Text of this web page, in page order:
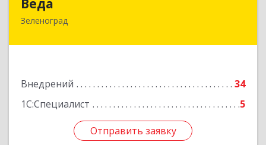
Зеленоград
Внедрений
34
1С:Специалист
5
Отправить заявку
124683, Москва г, Зеленоград г, корпус 1504,
Отправить заявку